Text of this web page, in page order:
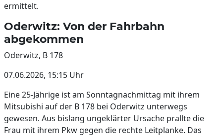
ermittelt.
Oderwitz: Von der Fahrbahn
abgekommen
Oderwitz, B 178
07.06.2026, 15:15 Uhr
Eine 25-Jährige ist am Sonntagnachmittag mit ihrem
Mitsubishi auf der B 178 bei Oderwitz unterwegs
gewesen. Aus bislang ungeklärter Ursache prallte die
Frau mit ihrem Pkw gegen die rechte Leitplanke. Das